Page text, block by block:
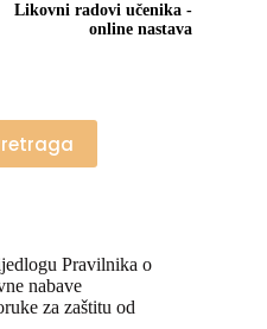
Likovni radovi učenika -
online nastava
Pravilnika o
nabave
za zaštitu od